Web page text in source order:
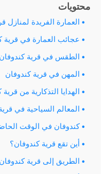
محتويات
العمارة الفريدة لمنازل
عجائب العمارة في قرية
الطقس في قرية كندوفان
المهن في قرية كندوفان
الهدايا التذكارية من
المعالم السياحية في
كندوفان في الوقت
أين تقع قرية كندوفان؟
الطريق إلى قرية